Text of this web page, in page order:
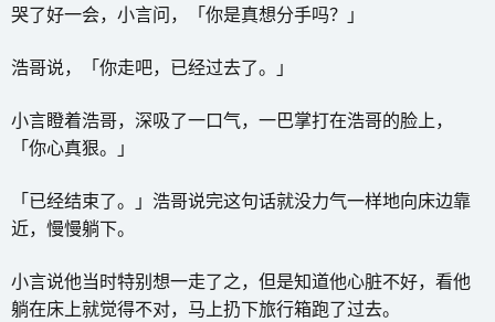
哭了好一会，小言问，「你是真想分手吗？」
浩哥说，「你走吧，已经过去了。」
小言瞪着浩哥，深吸了一口气，一巴掌打在浩哥的脸上，
「你心真狠。」
「已经结束了。」浩哥说完这句话就没力气一样地向床边靠
近，慢慢躺下。
小言说他当时特别想一走了之，但是知道他心脏不好，看他
躺在床上就觉得不对，马上扔下旅行箱跑了过去。